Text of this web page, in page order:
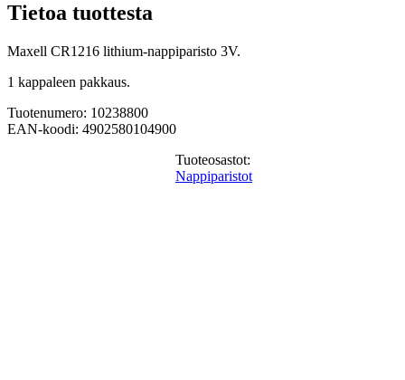
Tietoa tuottesta
Maxell CR1216 lithium-nappiparisto 3V.
1 kappaleen pakkaus.
Tuotenumero: 10238800
EAN-koodi: 4902580104900
Tuoteosastot:
Nappiparistot